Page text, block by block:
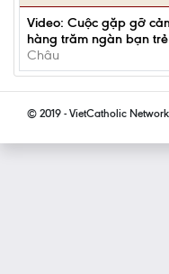
Video: Cuộc gặp gỡ
hàng trăm ngàn bạn
Châu
© 2019 - VietCatholic